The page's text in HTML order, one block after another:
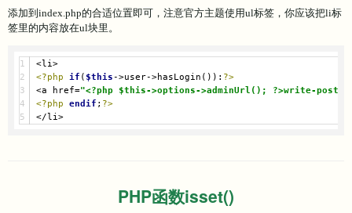
添加到index.php的合适位置即可，注意官方主题使用ul标签，你应该把li标
签里的内容放在ul块里。
<li>
<?php if ( $this->user->hasLogin()): ?>
<a href="<?php $this->options->adminUrl(); ?>write-
<?php endif ; ?>
</li>
PHP函数isset()